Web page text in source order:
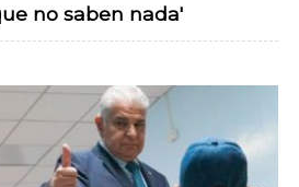
no saben nada'